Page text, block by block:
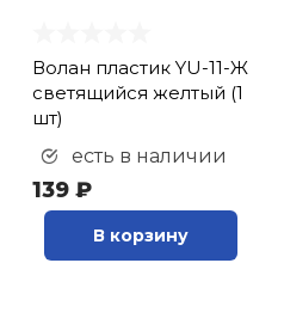
Волан пластик YU-11-Ж
светящийся желтый (1
шт)
есть в наличии
139 ₽
В корзину